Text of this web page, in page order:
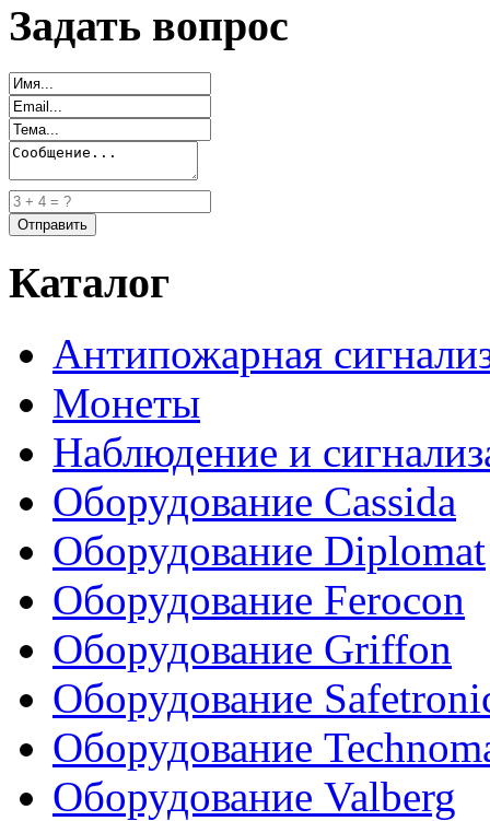
Задать вопрос
Каталог
Антипожарная
Монеты
Наблюдение и
Оборудование Cassida
Оборудование Diplomat
Оборудование Ferocon
Оборудование Griffon
Оборудование
Оборудование
Оборудование Valberg